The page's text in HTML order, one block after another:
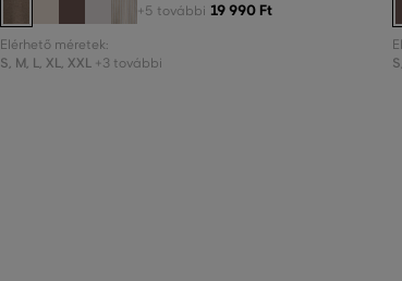
+5 további 19 990 Ft
Elérhető méretek:
S, M, L, XL, XXL +3 további S